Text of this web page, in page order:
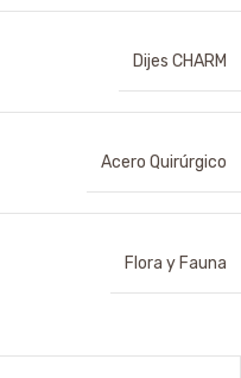
Dijes CHARM
Acero Quirúrgico
Flora y Fauna